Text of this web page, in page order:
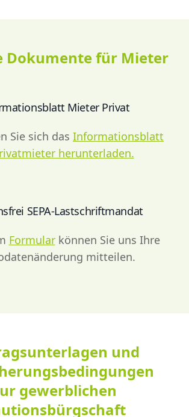
Dokumente für Mieter
Mieter Privat
Sie sich das Informationsblatt
herunterladen.
SEPA-Lastschriftmandat
Formularkönnen Sie uns Ihre
mitteilen.
und
gewerblichen